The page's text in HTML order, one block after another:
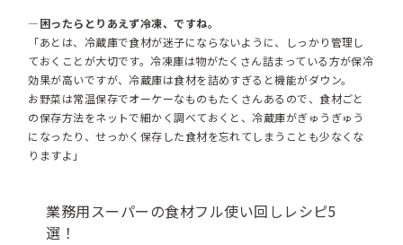
―困ったらとりあえず冷凍、ですね。
「あとは、冷蔵庫で食材が迷子にならないように、しっかり管理し
ておくことが大切です。冷凍庫は物がたくさん詰まっている方が保冷
効果が高いですが、冷蔵庫は食材を詰めすぎると機能がダウン。
お野菜は常温保存でオーケーなものもたくさんあるので、食材ごと
の保存方法をネットで細かく調べておくと、冷蔵庫がぎゅうぎゅう
になったり、せっかく保存した食材を忘れてしまうことも少なくな
りますよ」
業務用スーパーの食材フル使い回しレシピ5
選！